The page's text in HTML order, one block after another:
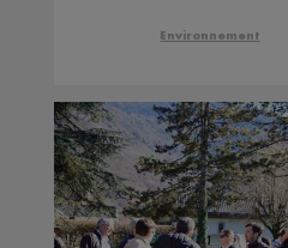
Environnement